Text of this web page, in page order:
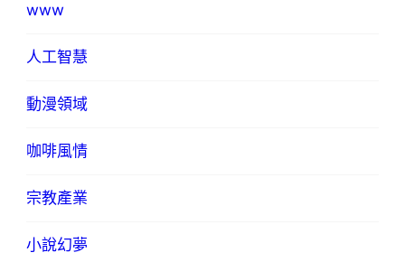
www
人工智慧
動漫領域
咖啡風情
宗教產業
小說幻夢